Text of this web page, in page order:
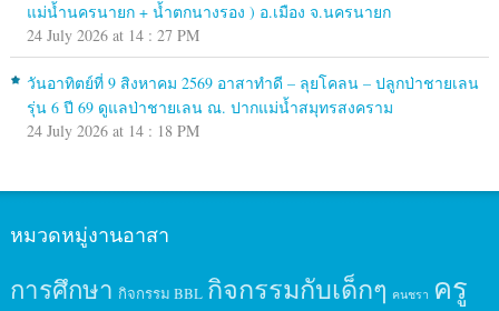
แม่น้ำนครนายก + น้ำตกนางรอง ) อ.เมือง จ.นครนายก
24 July 2026 at 14 : 27 PM
วันอาทิตย์ที่ 9 สิงหาคม 2569 อาสาทำดี – ลุยโคลน – ปลูกป่าชายเลน
รุ่น 6 ปี 69 ดูแลป่าชายเลน ณ. ปากแม่น้ำสมุทรสงคราม
24 July 2026 at 14 : 18 PM
หมวดหมู่งานอาสา
การศึกษา กิจกรรม BBL กิจกรรมกับเด็กๆ คนชรา ครู